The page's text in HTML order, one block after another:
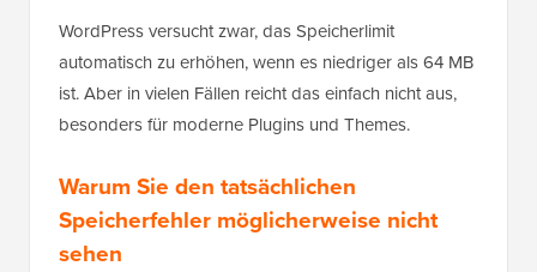
WordPress versucht zwar, das Speicherlimit
automatisch zu erhöhen, wenn es niedriger als 64 MB
ist. Aber in vielen Fällen reicht das einfach nicht aus,
besonders für moderne Plugins und Themes.
Warum Sie den tatsächlichen
Speicherfehler möglicherweise nicht
sehen